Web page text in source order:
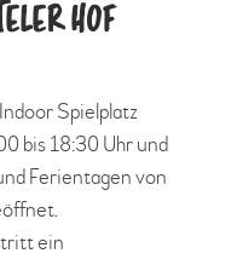
HOF
Spielplatz
bis 18:30 Uhr und
Ferientagen von
ein